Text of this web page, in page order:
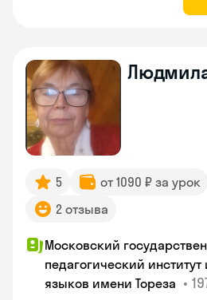
5 от 1090 ₽ за урок
2 отзыва
Московский
педагогический
языков имени Тореза •